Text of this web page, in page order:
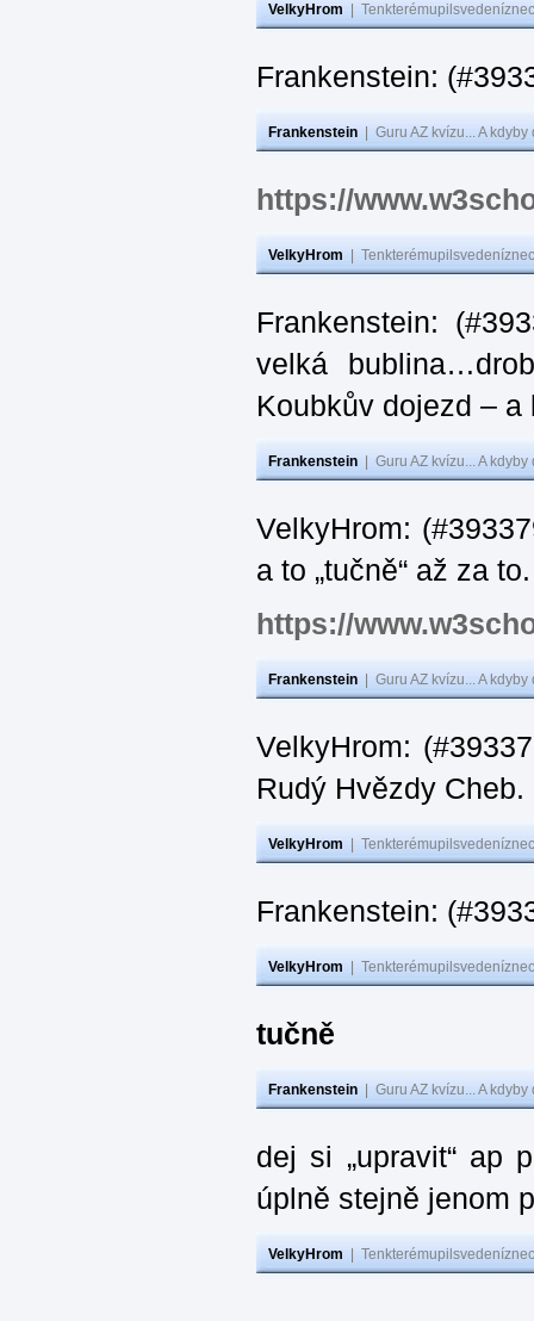
VelkyHrom
Frankenstein:
Frankenstein Guru AZ kvízu... A
https://
VelkyHrom
Frankenstein:
velká
Koubkův dojezd –
Frankenstein Guru AZ kvízu... A
VelkyHrom:
a to „tučně“ až za
https://
Frankenstein Guru AZ kvízu... A
VelkyHrom:
Rudý Hvězdy Cheb.
VelkyHrom
Frankenstein:
VelkyHrom
tučně
Frankenstein Guru AZ kvízu... A
dej si „upravit“ ap
úplně stejně jenom
VelkyHrom